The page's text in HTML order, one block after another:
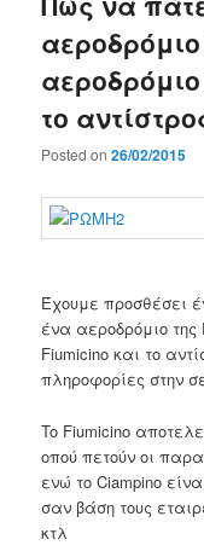
το
Posted on26/02/2015
Έχουμε προσθέσει
ένα αεροδρόμιο
Fiumicino και το
πληροφορίες στην
To Fiumicino
οπού πετούν οι
ενώ το Ciampino
σαν βάση τους
κτλ